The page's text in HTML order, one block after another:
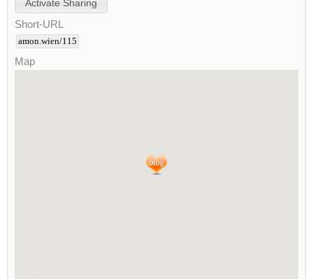
Short-URL
amon.wien/115
Map